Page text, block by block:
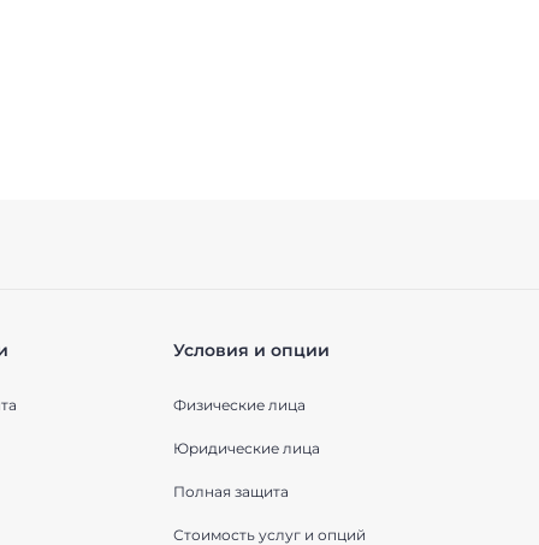
Условия и опции
Физические лица
Юридические лица
Полная защита
Стоимость услуг и опций